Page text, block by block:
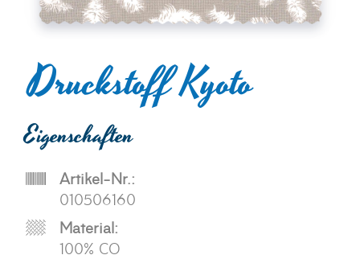
Druckstoff Kyoto
Eigenschaften
Artikel-Nr.:
010506160
Material:
100% CO